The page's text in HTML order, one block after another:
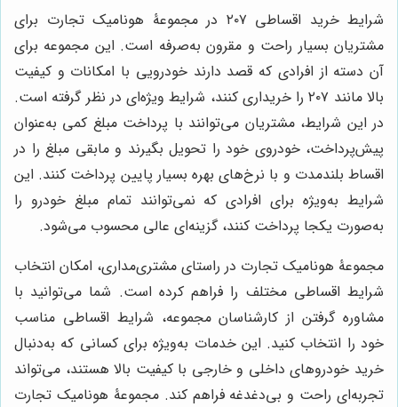
شرایط خرید اقساطی ۲۰۷ در مجموعۀ هونامیک تجارت برای
مشتریان بسیار راحت و مقرون به‌صرفه است. این مجموعه برای
آن دسته از افرادی که قصد دارند خودرویی با امکانات و کیفیت
بالا مانند ۲۰۷ را خریداری کنند، شرایط ویژه‌ای در نظر گرفته است.
در این شرایط، مشتریان می‌توانند با پرداخت مبلغ کمی به‌عنوان
پیش‌پرداخت، خودروی خود را تحویل بگیرند و مابقی مبلغ را در
اقساط بلندمدت و با نرخ‌های بهره بسیار پایین پرداخت کنند. این
شرایط به‌ویژه برای افرادی که نمی‌توانند تمام مبلغ خودرو را
به‌صورت یکجا پرداخت کنند، گزینه‌ای عالی محسوب می‌شود.
مجموعۀ هونامیک تجارت در راستای مشتری‌مداری، امکان انتخاب
شرایط اقساطی مختلف را فراهم کرده است. شما می‌توانید با
مشاوره گرفتن از کارشناسان مجموعه، شرایط اقساطی مناسب
خود را انتخاب کنید. این خدمات به‌ویژه برای کسانی که به‌دنبال
خرید خودروهای داخلی و خارجی با کیفیت بالا هستند، می‌تواند
تجربه‌ای راحت و بی‌دغدغه فراهم کند. مجموعۀ هونامیک تجارت